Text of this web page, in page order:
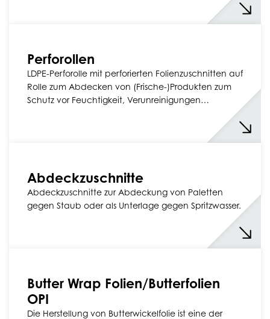
Perforollen
LDPE-Perforolle mit perforierten Folienzuschnitten auf
Rolle zum Abdecken von (Frische-)Produkten zum
Schutz vor Feuchtigkeit, Verunreinigungen…
Abdeckzuschnitte
Abdeckzuschnitte zur Abdeckung von Paletten
gegen Staub oder als Unterlage gegen Spritzwasser.
Butter Wrap Folien/Butterfolien
OPI
Die Herstellung von Butterwickelfolie ist eine der